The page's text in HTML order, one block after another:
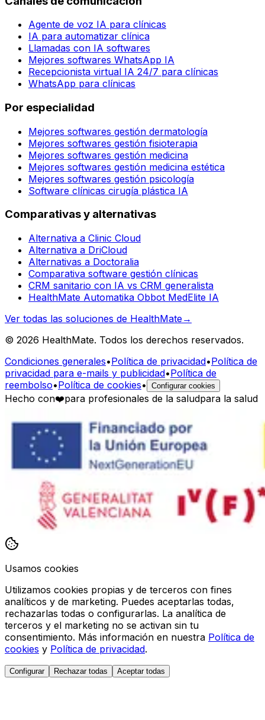
Agente de voz IA para clínicas
IA para automatizar clínica
Llamadas con IA softwares
Mejores softwares WhatsApp IA
Recepcionista virtual IA 24/7 para clínicas
WhatsApp para clínicas
Por especialidad
Mejores softwares gestión dermatología
Mejores softwares gestión fisioterapia
Mejores softwares gestión medicina
Mejores softwares gestión medicina estética
Mejores softwares gestión psicología
Software clínicas cirugía plástica IA
Comparativas y alternativas
Alternativa a Clinic Cloud
Alternativa a DriCloud
Alternativas a Doctoralia
Comparativa software gestión clínicas
CRM sanitario con IA vs CRM generalista
HealthMate Automatika Obbot MedElite IA
Ver todas las soluciones de HealthMate→
© 2026 HealthMate. Todos los derechos reservados.
Condiciones generales•Política de privacidad•Política de
privacidad para e-mails y publicidad•Política de
reembolso•Política de cookies• Configurar cookies
Hecho con❤️para profesionales de la saludpara la salud
Usamos cookies
Utilizamos cookies propias y de terceros con fines
analíticos y de marketing. Puedes aceptarlas todas,
rechazarlas todas o configurarlas. La analítica de
terceros y el marketing no se activan sin tu
consentimiento. Más información en nuestra Política de
cookies y Política de privacidad.
Configurar Rechazar todas Aceptar todas